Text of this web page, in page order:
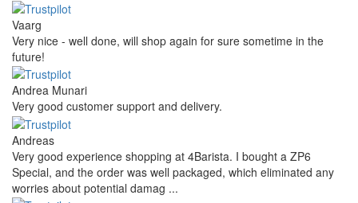
Vaarg
Very nice - well done, will shop again for sure sometime in the
future!
Andrea Munari
Very good customer support and delivery.
Andreas
Very good experience shopping at 4Barista. I bought a ZP6
Special, and the order was well packaged, which eliminated any
worries about potential damag ...